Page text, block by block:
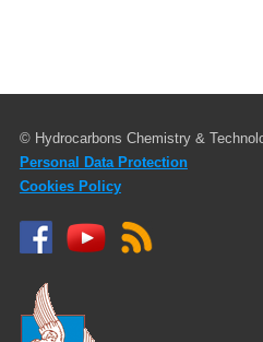
© Hydrocarbons Chemistry &
Personal Data Protection
Cookies Policy